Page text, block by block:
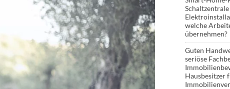
welche
übernehmen?
Guten
seriöse
Hausbesitzer